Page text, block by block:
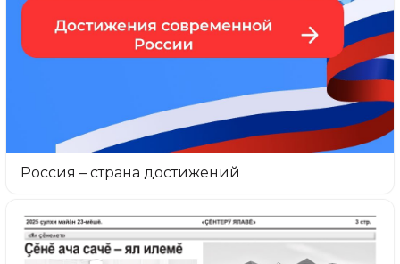
Россия – страна достижений